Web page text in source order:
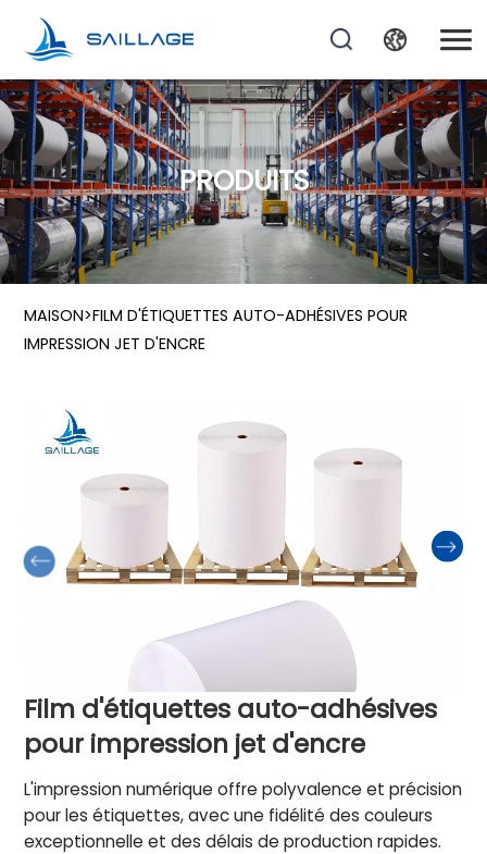
PRODUITS
MAISON>FILM D'ÉTIQUETTES AUTO-ADHÉSIVES POUR
IMPRESSION JET D'ENCRE
Film d'étiquettes auto-adhésives
pour impression jet d'encre
L'impression numérique offre polyvalence et précision
pour les étiquettes, avec une fidélité des couleurs
exceptionnelle et des délais de production rapides.